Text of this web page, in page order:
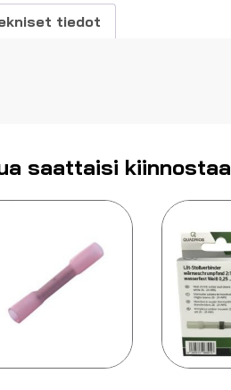
tiedot
saattaisi kiinnostaa